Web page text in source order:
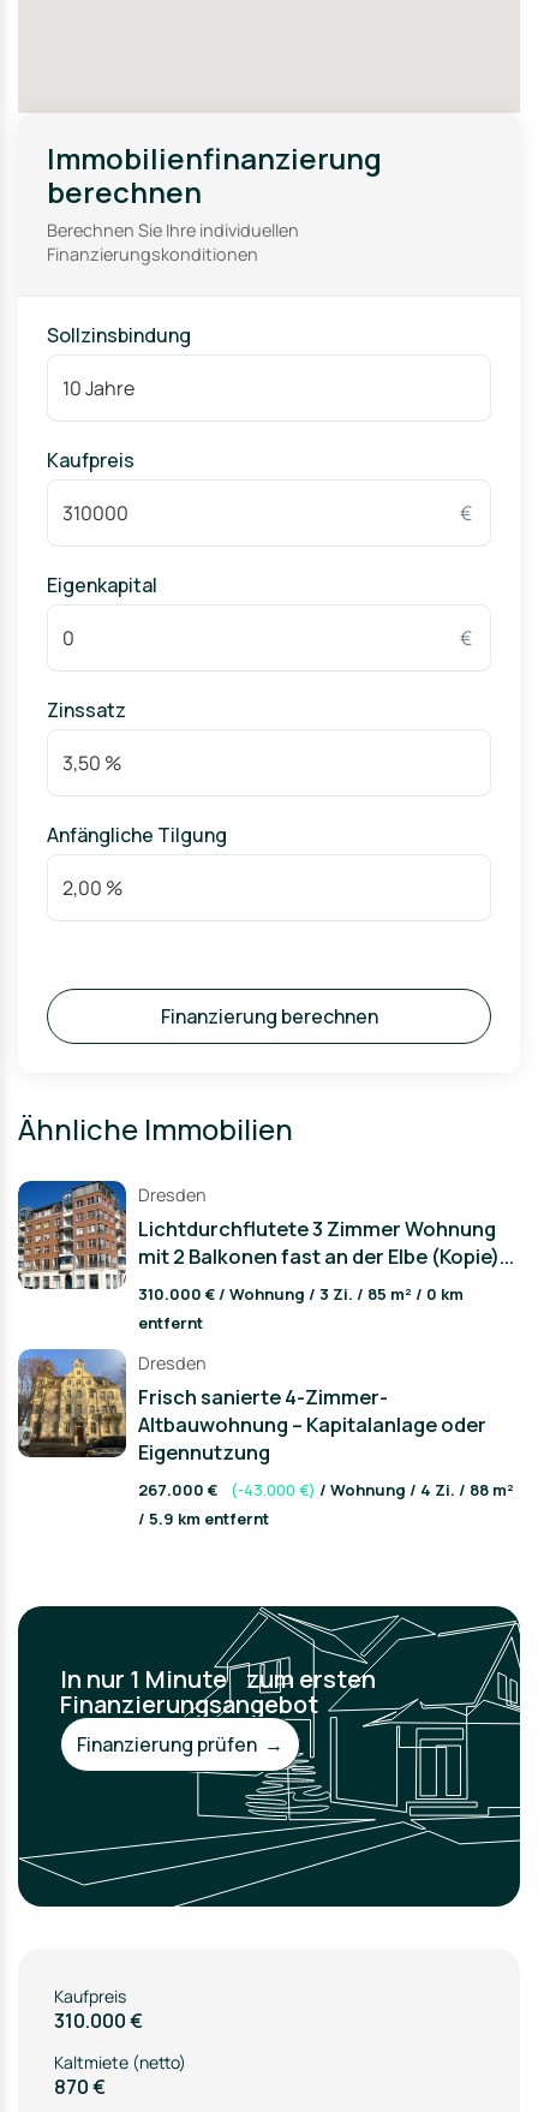
Immobilienfinanzierung
berechnen
Berechnen Sie Ihre individuellen
Finanzierungskonditionen
Sollzinsbindung
Kaufpreis
€
Eigenkapital
€
Zinssatz
Anfängliche Tilgung
Finanzierung berechnen
Ähnliche Immobilien
Dresden
Lichtdurchflutete 3 Zimmer Wohnung
mit 2 Balkonen fast an der Elbe (Kopie)...
310.000 € / Wohnung / 3 Zi. / 85 m² / 0 km
entfernt
Dresden
Frisch sanierte 4-Zimmer-
Altbauwohnung – Kapitalanlage oder
Eigennutzung
267.000 € (-43.000 €) / Wohnung / 4 Zi. / 88 m²
/ 5.9 km entfernt
In nur 1 Minute zum ersten
Finanzierungsangebot
Finanzierung prüfen →
Kaufpreis
310.000 €
Kaltmiete (netto)
870 €